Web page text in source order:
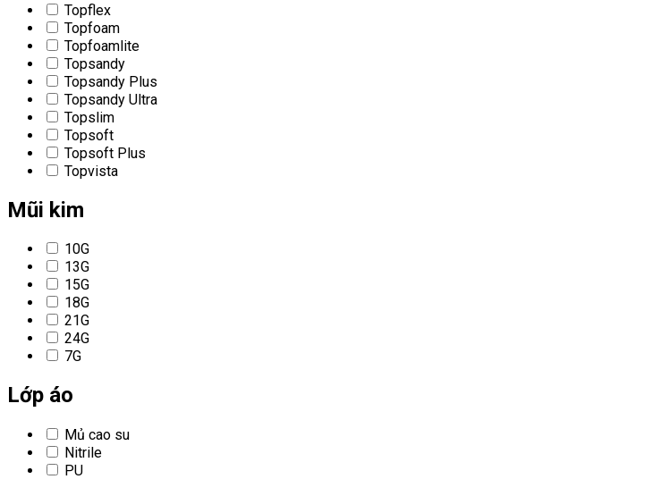
Topflex
Topfoam
Topfoamlite
Topsandy
Topsandy Plus
Topsandy Ultra
Topslim
Topsoft
Topsoft Plus
Topvista
Mũi kim
10G
13G
15G
18G
21G
24G
7G
Lớp áo
Mủ cao su
Nitrile
PU